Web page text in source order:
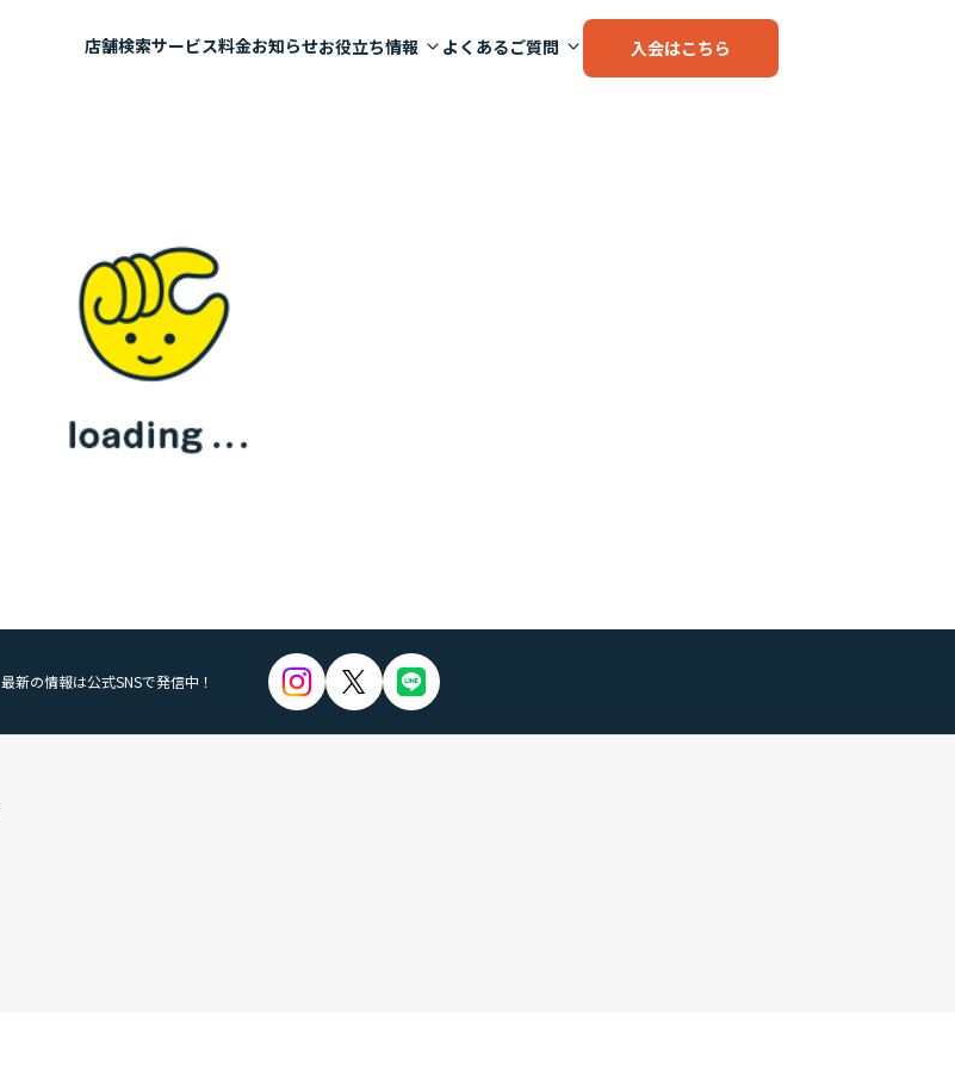
店舗検索サービス料金お知らせお役立ち情報 よくあるご質問 入会はこちら
最新の情報は公式SNSで発信中！